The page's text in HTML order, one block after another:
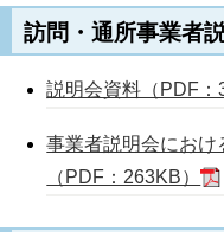
訪問・通所事業者
説明会資料（PDF：
事業者説明会におけ
（PDF：263KB）